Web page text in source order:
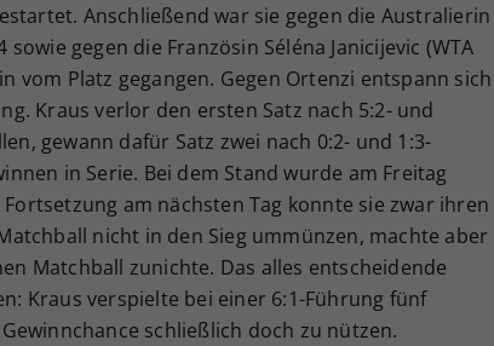
Anschließend war sie gegen die Australierin
gegen die Französin Séléna Janicijevic (WTA
vom Platz gegangen. Gegen Ortenzi entspann sich
Kraus verlor den ersten Satz nach 5:2- und
gewann dafür Satz zwei nach 0:2- und 1:3-
in Serie. Bei dem Stand wurde am Freitag
am nächsten Tag konnte sie zwar ihren
nicht in den Sieg ummünzen, machte aber
Matchball zunichte. Das alles entscheidende
Kraus verspielte bei einer 6:1-Führung fünf
schließlich doch zu nützen.